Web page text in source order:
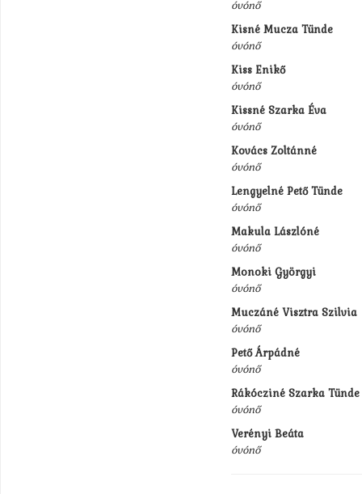
óvónő
Kisné Mucza Tünde
óvónő
Kiss Enikő
óvónő
Kissné Szarka Éva
óvónő
Kovács Zoltánné
óvónő
Lengyelné Pető Tünde
óvónő
Makula Lászlóné
óvónő
Monoki Györgyi
óvónő
Muczáné Visztra Szilvia
óvónő
Pető Árpádné
óvónő
Rákócziné Szarka Tünde
óvónő
Verényi Beáta
óvónő